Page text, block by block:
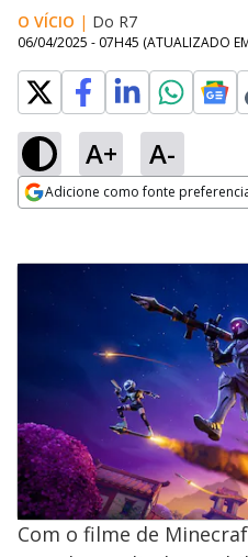
O VÍCIO | Do R7
06/04/2025 - 07H45 (ATUALIZADO
A+ A-
Adicione como fonte
Com o filme de